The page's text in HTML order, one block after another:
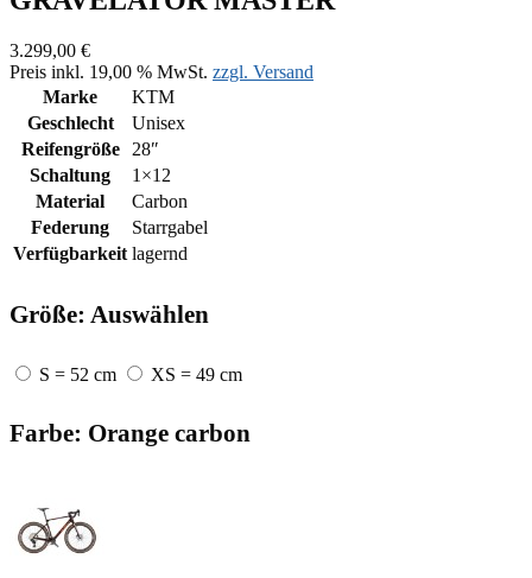
3.299,00 €
Preis inkl. 19,00 % MwSt. zzgl. Versand
Marke
KTM
Geschlecht
Unisex
Reifengröße
28″
Schaltung
1×12
Material
Carbon
Federung
Starrgabel
Verfügbarkeit lagernd
Größe: Auswählen
S = 52 cm XS = 49 cm
Farbe: Orange carbon